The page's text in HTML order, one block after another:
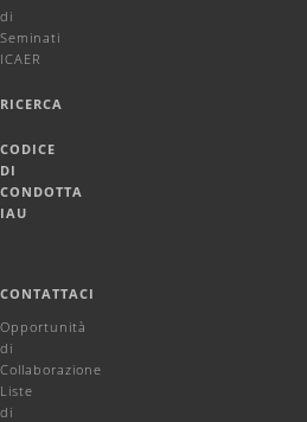
di
Seminati
ICAER
RICERCA
CODICE
DI
CONDOTTA
IAU
CONTATTACI
Opportunità
di
Collaborazione
Liste
di